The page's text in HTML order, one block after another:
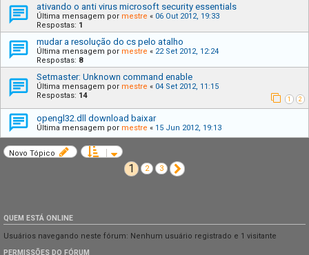
ativando o anti virus microsoft security essentials
Última mensagem por mestre « 06 Out 2012, 19:33
Respostas: 1
mudar a resolução do cs pelo atalho
Última mensagem por mestre « 22 Set 2012, 12:24
Respostas: 8
Setmaster: Unknown command enable
Última mensagem por mestre « 04 Set 2012, 11:15
Respostas: 14 1 2
opengl32.dll download baixar
Última mensagem por mestre « 15 Jun 2012, 19:13
Novo Tópico
1 2 3
QUEM ESTÁ ONLINE
Usuários navegando neste fórum: Nenhum usuário registrado e 1 visitante
PERMISSÕES DO FÓRUM